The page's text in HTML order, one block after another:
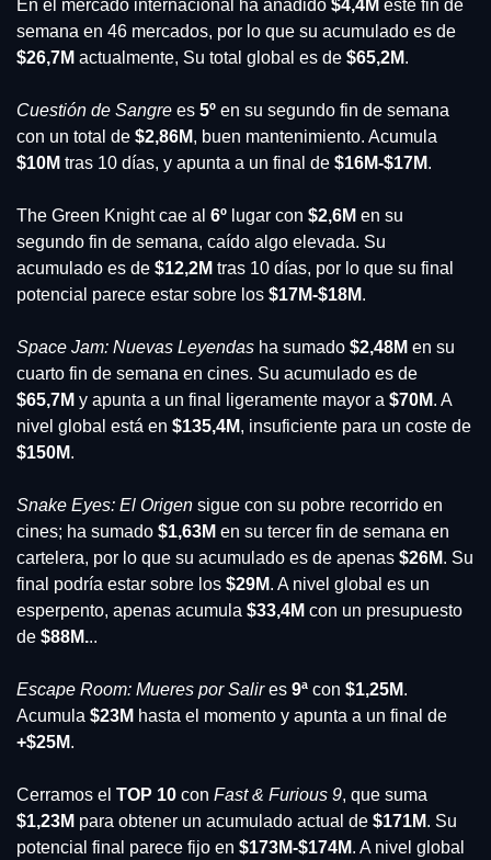
En el mercado internacional ha añadido $4,4M este fin de
$26,7M actualmente, Su total global es de $65,2M.
Cuestión de Sangre es 5º en su segundo fin de semana
con un total de $2,86M
$10M tras 10 días, y apunta a un final de $16M-$17M.
The Green Knight cae al 6º lugar con $2,6M en su
segundo fin de semana, caído algo elevada. Su
acumulado es de $12,2M tras 10 días, por lo que su final
potencial parece estar sobre los $17M-$18M.
Space Jam: Nuevas Leyendas ha sumado $2,48M en su
$65,7M y apunta a un final ligeramente mayor a $70M. A
nivel global está en $135,4M
$150M.
Snake Eyes: El Origen sigue con su pobre recorrido en
cines; ha sumado $1,63M en su tercer fin de semana en
cartelera, por lo que su acumulado es de apenas $26M. Su
final podría estar sobre los $29M. A nivel global es un
esperpento, apenas acumula $33,4M con un presupuesto
de $88M...
Escape Room: Mueres por Salir es 9ª con $1,25M.
Acumula $23M
+$25M.
Cerramos el TOP 10 con Fast & Furious 9, que suma
$1,23M para obtener un acumulado actual de $171M. Su
potencial final parece fijo en $173M-$174M. A nivel global